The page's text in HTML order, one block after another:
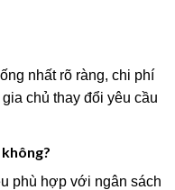
nhất rõ ràng, chi phí
chủ thay đổi yêu cầu
phù hợp với ngân sách